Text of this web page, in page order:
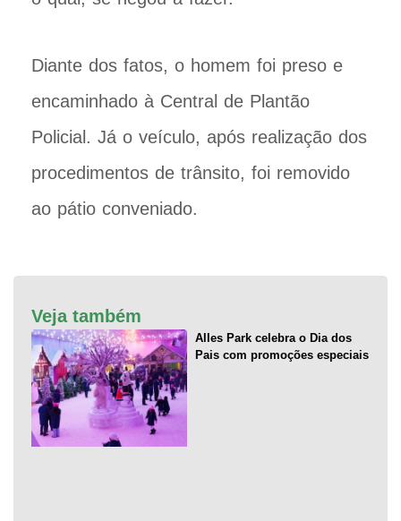
Diante dos fatos, o homem foi preso e
encaminhado à Central de Plantão
Policial. Já o veículo, após realização dos
procedimentos de trânsito, foi removido
ao pátio conveniado.
Veja também
Alles Park celebra o Dia dos
Pais com promoções especiais